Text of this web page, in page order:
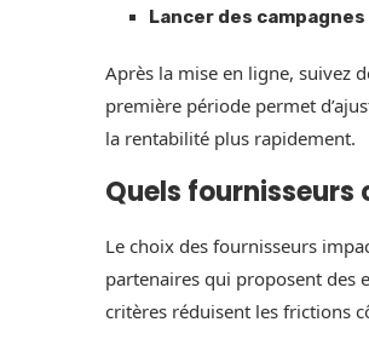
Lancer des
Après la mise en ligne, suivez
première période permet
la rentabilité plus rapidement.
Quels
Le choix des fournisseurs
partenaires qui proposent des
critères réduisent les frictions